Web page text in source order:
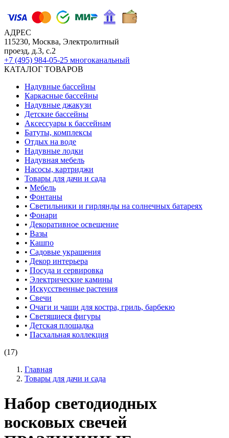
АДРЕС
115230, Москва, Электролитный
проезд, д.3, с.2
+7 (495) 984-05-25 многоканальный
КАТАЛОГ ТОВАРОВ
Надувные бассейны
Каркасные бассейны
Надувные джакузи
Детские бассейны
Аксессуары к бассейнам
Батуты, комплексы
Отдых на воде
Надувные лодки
Надувная мебель
Насосы, картриджи
Товары для дачи и сада
• Мебель
• Фонтаны
• Светильники и гирлянды на солнечных батареях
• Фонари
• Декоративное освещение
• Вазы
• Кашпо
• Садовые украшения
• Декор интерьера
• Посуда и сервировка
• Электрические камины
• Искусственные растения
• Свечи
• Очаги и чаши для костра, гриль, барбекю
• Светящиеся фигуры
• Детская площадка
• Пасхальная коллекция
(17)
Главная
Товары для дачи и сада
Набор светодиодных
восковых свечей